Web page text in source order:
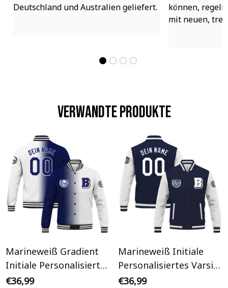
Deutschland und Australien geliefert.
können,
mit neuen,
Verwandte Produkte
Marineweiß Gradient
Initiale Personalisiertes
Varsity College Jacke
€36,99
Marineweiß Initiale
Personalisiertes Varsity
College Jacke
€36,99